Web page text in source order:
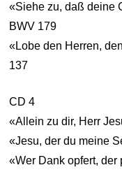
«Siehe zu, daß deine
BWV 179
«Lobe den Herren,
137
CD 4
«Allein zu dir, Herr
«Jesu, der du meine
«Wer Dank opfert,